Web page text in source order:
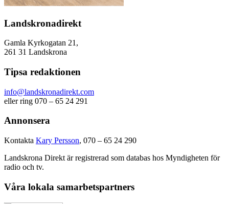
Landskronadirekt
Gamla Kyrkogatan 21,
261 31 Landskrona
Tipsa redaktionen
info@landskronadirekt.com
eller ring 070 – 65 24 291
Annonsera
Kontakta Kary Persson, 070 – 65 24 290
Landskrona Direkt är registrerad som databas hos Myndigheten för
radio och tv.
Våra lokala samarbetspartners